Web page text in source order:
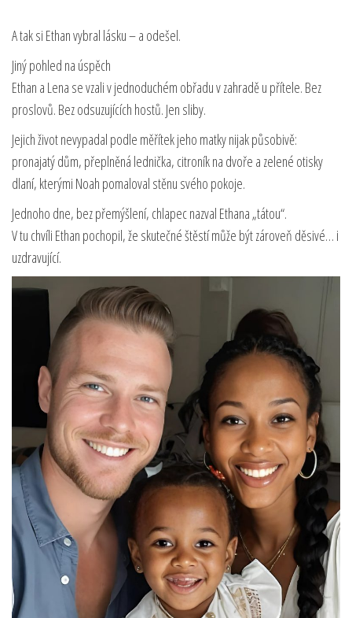
A tak si Ethan vybral lásku – a odešel.
Jiný pohled na úspěch
Ethan a Lena se vzali v jednoduchém obřadu v zahradě u přítele. Bez
proslovů. Bez odsuzujících hostů. Jen sliby.
Jejich život nevypadal podle měřítek jeho matky nijak působivě:
pronajatý dům, přeplněná lednička, citroník na dvoře a zelené otisky
dlaní, kterými Noah pomaloval stěnu svého pokoje.
Jednoho dne, bez přemýšlení, chlapec nazval Ethana „tátou“.
V tu chvíli Ethan pochopil, že skutečné štěstí může být zároveň děsivé… i
uzdravující.